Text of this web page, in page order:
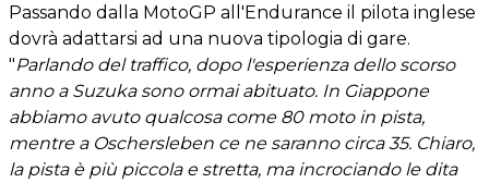
Passando dalla MotoGP all'Endurance il pilota inglese
dovrà adattarsi ad una nuova tipologia di gare.
"Parlando del traffico, dopo l'esperienza dello scorso
anno a Suzuka sono ormai abituato. In Giappone
abbiamo avuto qualcosa come 80 moto in pista,
mentre a Oschersleben ce ne saranno circa 35. Chiaro,
la pista è più piccola e stretta, ma incrociando le dita